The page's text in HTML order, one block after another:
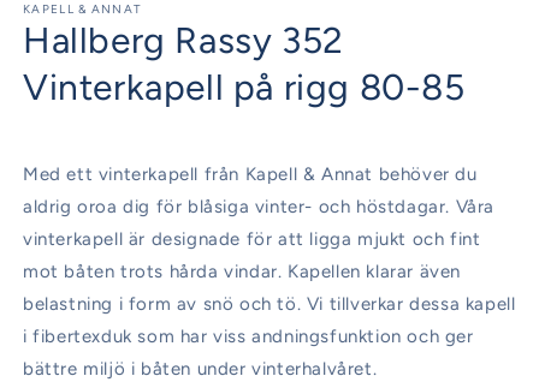
1
i
modalfönster
KAPELL & ANNAT
Hallberg Rassy 352
Vinterkapell på rigg 80-85
Med ett vinterkapell från Kapell & Annat behöver du
aldrig oroa dig för blåsiga vinter- och höstdagar. Våra
vinterkapell är designade för att ligga mjukt och fint
mot båten trots hårda vindar. Kapellen klarar även
belastning i form av snö och tö. Vi tillverkar dessa kapell
i fibertexduk som har viss andningsfunktion och ger
bättre miljö i båten under vinterhalvåret.